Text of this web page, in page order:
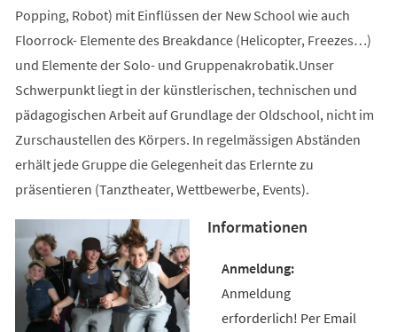
Popping, Robot) mit Einflüssen der New School wie auch
Floorrock- Elemente des Breakdance (Helicopter, Freezes…)
und Elemente der Solo- und Gruppenakrobatik.Unser
Schwerpunkt liegt in der künstlerischen, technischen und
pädagogischen Arbeit auf Grundlage der Oldschool, nicht im
Zurschaustellen des Körpers. In regelmässigen Abständen
erhält jede Gruppe die Gelegenheit das Erlernte zu
präsentieren (Tanztheater, Wettbewerbe, Events).
Informationen
Anmeldung
erforderlich! Per Email